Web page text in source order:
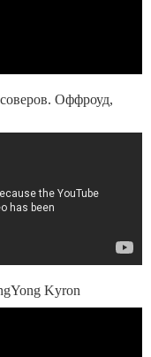
Оффроуд,
Kyron